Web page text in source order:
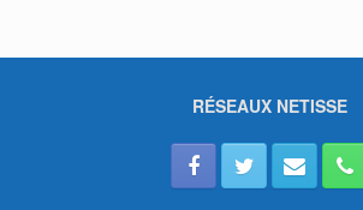
RÉSEAUX NETISSE